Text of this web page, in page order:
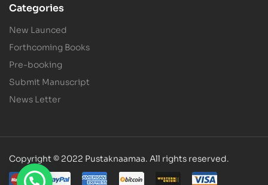
Categories
New Launced
Forthcoming Books
Pre-booking
Submit Manuscript
News Letter
Copyright © 2022 Pustaknaamaa. All rights reserved.